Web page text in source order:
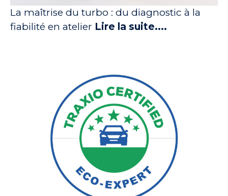
La maîtrise du turbo : du diagnostic à la
fiabilité en atelier Lire la suite....